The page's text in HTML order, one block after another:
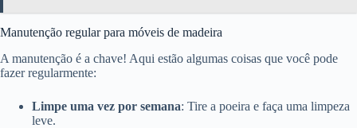
Manutenção regular para móveis de madeira
A manutenção é a chave! Aqui estão algumas coisas que você pode
fazer regularmente:
Limpe uma vez por semana: Tire a poeira e faça uma limpeza
leve.